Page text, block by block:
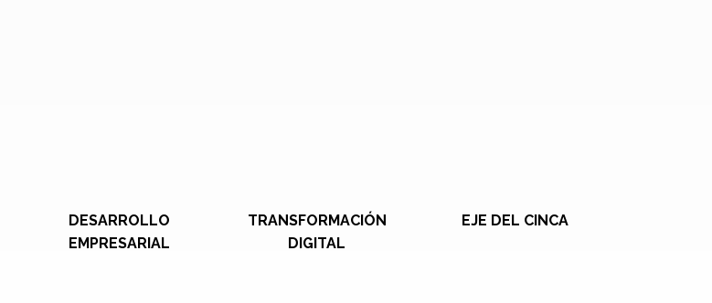
DESARROLLO
EMPRESARIAL
TRANSFORMACIÓN
DIGITAL
EJE DEL CINCA